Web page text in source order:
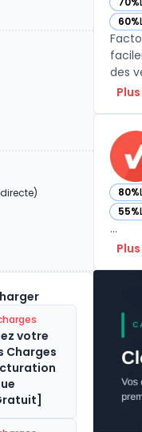
votre
Charges
—
60%
—
des
80%
—
55%
—
...